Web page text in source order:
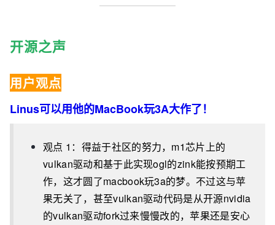
开源之声
用户观点
Linus可以用他的MacBook玩3A大作了！
观点 1：得益于社区的努力，m1芯片上的
vulkan驱动和基于此实现ogl的zink能按预期工
作，这才圆了macbook玩3a的梦。不过这与苹
果无关了，甚至vulkan驱动代码是从开源nvidia
的vulkan驱动fork过来慢慢改的，苹果还是安心